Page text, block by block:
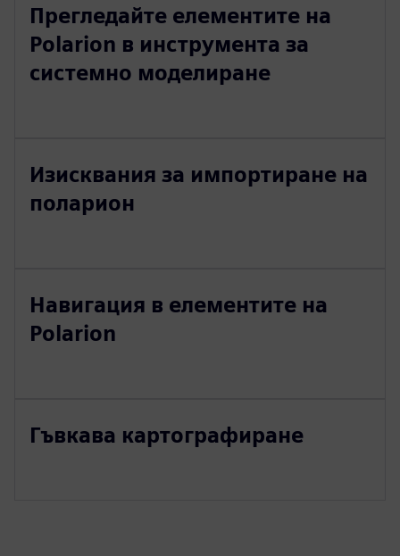
Прегледайте елементите на
Polarion в инструмента за
системно моделиране
Изисквания за импортиране на
поларион
Навигация в елементите на
Polarion
Гъвкава картографиране